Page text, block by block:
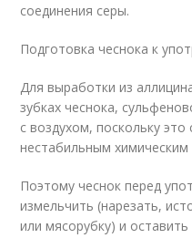
соединения серы.
Подготовка чеснока к
Для выработки из
зубках чеснока,
с воздухом, поскольку
нестабильным
Поэтому чеснок перед
измельчить (нарезать,
или мясорубку) и